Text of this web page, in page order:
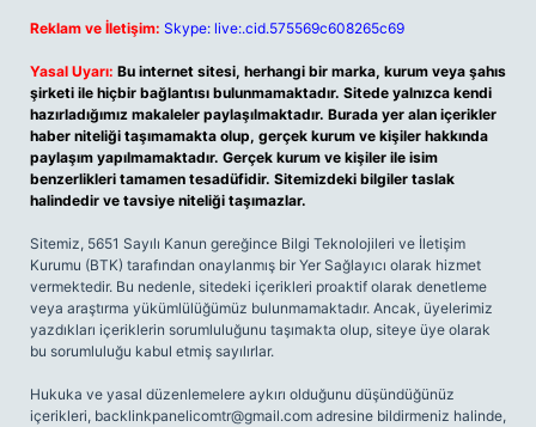
Reklam ve İletişim: Skype: live:.cid.575569c608265c69
Yasal Uyarı: Bu internet sitesi, herhangi bir marka, kurum veya şahıs
şirketi ile hiçbir bağlantısı bulunmamaktadır. Sitede yalnızca kendi
hazırladığımız makaleler paylaşılmaktadır. Burada yer alan içerikler
haber niteliği taşımamakta olup, gerçek kurum ve kişiler hakkında
paylaşım yapılmamaktadır. Gerçek kurum ve kişiler ile isim
benzerlikleri tamamen tesadüfidir. Sitemizdeki bilgiler taslak
halindedir ve tavsiye niteliği taşımazlar.
Sitemiz, 5651 Sayılı Kanun gereğince Bilgi Teknolojileri ve İletişim
Kurumu (BTK) tarafından onaylanmış bir Yer Sağlayıcı olarak hizmet
vermektedir. Bu nedenle, sitedeki içerikleri proaktif olarak denetleme
veya araştırma yükümlülüğümüz bulunmamaktadır. Ancak, üyelerimiz
yazdıkları içeriklerin sorumluluğunu taşımakta olup, siteye üye olarak
bu sorumluluğu kabul etmiş sayılırlar.
Hukuka ve yasal düzenlemelere aykırı olduğunu düşündüğünüz
içerikleri, backlinkpanelicomtr@gmail.com adresine bildirmeniz halinde,